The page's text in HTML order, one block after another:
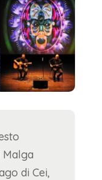
di Cei,